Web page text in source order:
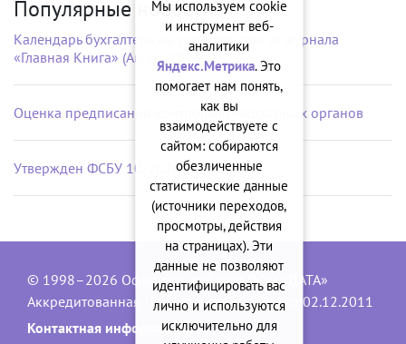
Популярные новости
Календарь бухгалтера на рабочий стол от журнала
«Главная Книга» (Август 2026 г.)
Оценка предписаний контрольно-надзорных органов
Утвержден ФСБУ 10/2026 «Расходы»
© 1998–2026 Официальный сайт ООО «ДАТА»
Аккредитованная IT-компания, № 1840 от 02.12.2011
Контактная информация:
Мы используем cookie
и инструмент веб-
аналитики
Яндекс.Метрика. Это
помогает нам понять,
как вы
взаимодействуете с
сайтом: собираются
обезличенные
статистические данные
(источники переходов,
просмотры, действия
на страницах). Эти
данные не позволяют
идентифицировать вас
лично и используются
исключительно для